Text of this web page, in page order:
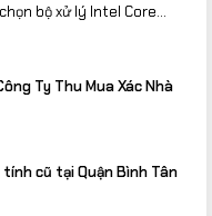
bộ xử lý Intel Core...
Ty Thu Mua Xác Nhà
cũ tại Quận Bình Tân